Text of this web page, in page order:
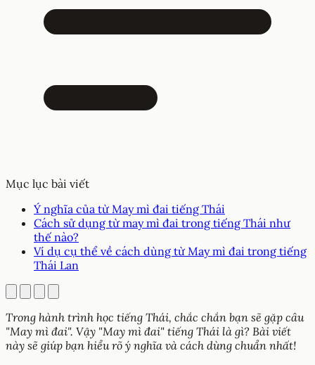
Mục lục bài viết
Ý nghĩa của từ May mì đai tiếng Thái
Cách sử dụng từ may mì đai trong tiếng Thái như
thế nào?
Ví dụ cụ thể về cách dùng từ May mì đai trong tiếng
Thái Lan
Trong hành trình học tiếng Thái, chắc chắn bạn sẽ gặp câu
"May mì đai". Vậy "May mì đai" tiếng Thái là gì? Bài viết
này sẽ giúp bạn hiểu rõ ý nghĩa và cách dùng chuẩn nhất!